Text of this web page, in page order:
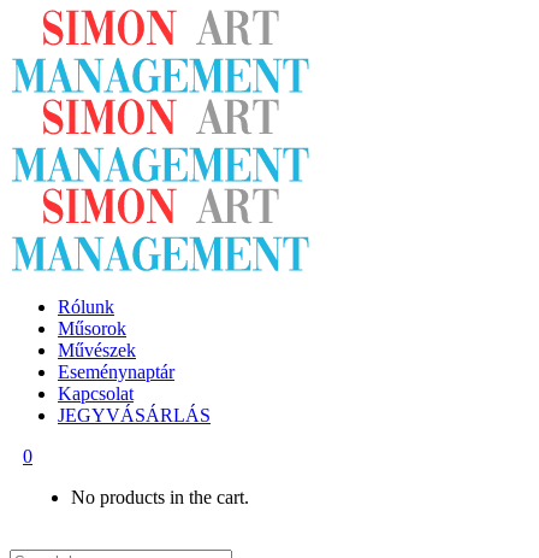
Rólunk
Műsorok
Művészek
Eseménynaptár
Kapcsolat
JEGYVÁSÁRLÁS
0
No products in the cart.